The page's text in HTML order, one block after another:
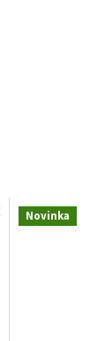
Novinka